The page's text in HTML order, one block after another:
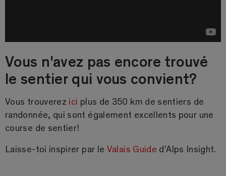
Vous n'avez pas encore trouvé
le sentier qui vous convient?
Vous trouverez ici plus de 350 km de sentiers de
randonnée, qui sont également excellents pour une
course de sentier!
Laisse-toi inspirer par le Valais Guide d'Alps Insight.